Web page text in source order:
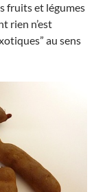
fruits et légumes
rien n’est
au sens